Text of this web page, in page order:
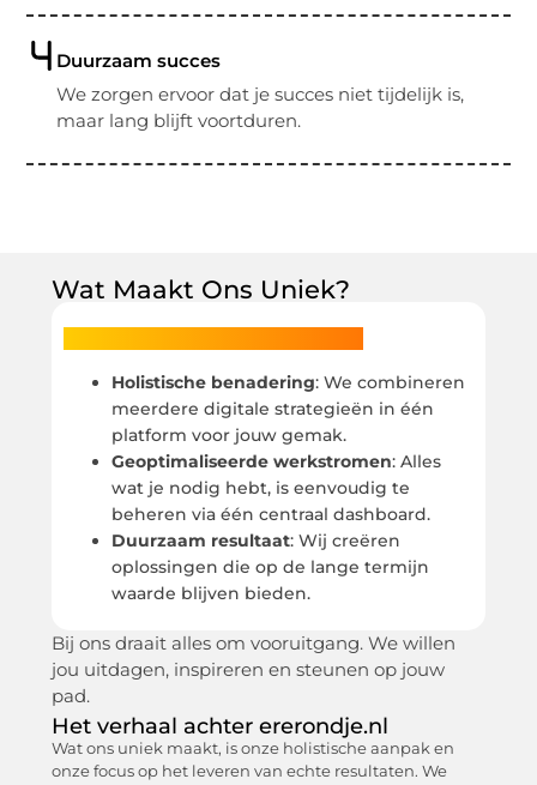
Duurzaam succes
We zorgen ervoor dat je succes niet tijdelijk is,
maar lang blijft voortduren.
Wat Maakt Ons Uniek?
Holistische benadering: We combineren
meerdere digitale strategieën in één
platform voor jouw gemak.
Geoptimaliseerde werkstromen: Alles
wat je nodig hebt, is eenvoudig te
beheren via één centraal dashboard.
Duurzaam resultaat: Wij creëren
oplossingen die op de lange termijn
waarde blijven bieden.
Bij ons draait alles om vooruitgang. We willen
jou uitdagen, inspireren en steunen op jouw
pad.
Het verhaal achter ererondje.nl
Wat ons uniek maakt, is onze holistische aanpak en
onze focus op het leveren van echte resultaten. We